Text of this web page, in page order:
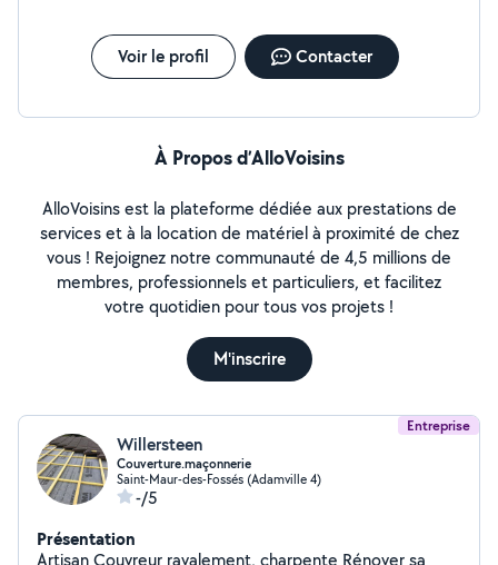
où cheneaux Peinture ou lasure sur boiseries (porte
fenêtre cheneaux cache moineaux) Pose de velux Pose
de bac acier Réparation Murée Façade Toiture
Chêneau Toiture Façade Et bien d'autre services
Voir le profil Contacter
À Propos d’AlloVoisins
AlloVoisins est la plateforme dédiée aux prestations de
services et à la location de matériel à proximité de chez
vous ! Rejoignez notre communauté de 4,5 millions de
membres, professionnels et particuliers, et facilitez
votre quotidien pour tous vos projets !
M'inscrire
Entreprise
Willersteen
Couverture.maçonnerie
Saint-Maur-des-Fossés (Adamville 4)
-/5
Présentation
Artisan Couvreur ravalement, charpente Rénover sa